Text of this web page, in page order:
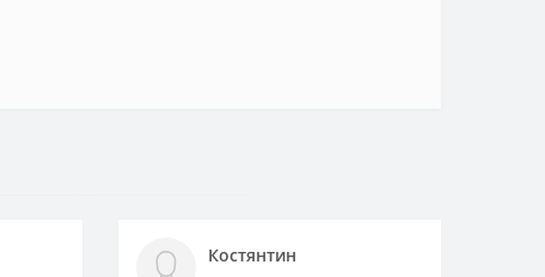
Костянтин